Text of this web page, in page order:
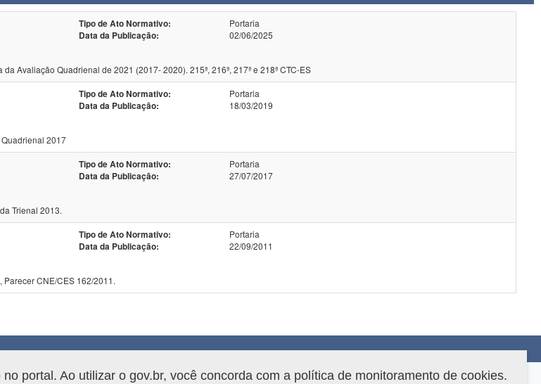
Tipo de Ato Normativo:
Portaria
Data da Publicação:
02/06/2025
Avaliação Quadrienal de 2021 (2017- 2020). 215ª, 216ª, 217ª e 218ª CTC-ES
Tipo de Ato Normativo:
Portaria
Data da Publicação:
18/03/2019
2017
Tipo de Ato Normativo:
Portaria
Data da Publicação:
27/07/2017
Trienal 2013.
Tipo de Ato Normativo:
Portaria
Data da Publicação:
22/09/2011
Parecer CNE/CES 162/2011.
portal. Ao utilizar o gov.br, você concorda com a política de monitoramento de cookies.